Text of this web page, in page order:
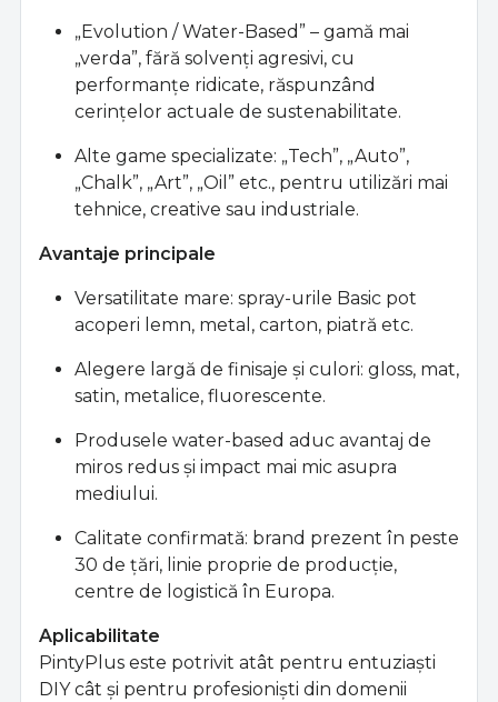
„Evolution / Water-Based” – gamă mai
„verda”, fără solvenţi agresivi, cu
performanţe ridicate, răspunzând
cerinţelor actuale de sustenabilitate.
Alte game specializate: „Tech”, „Auto”,
„Chalk”, „Art”, „Oil” etc., pentru utilizări mai
tehnice, creative sau industriale.
Avantaje principale
Versatilitate mare: spray-urile Basic pot
acoperi lemn, metal, carton, piatră etc.
Alegere largă de finisaje şi culori: gloss, mat,
satin, metalice, fluorescente.
Produsele water-based aduc avantaj de
miros redus şi impact mai mic asupra
mediului.
Calitate confirmată: brand prezent în peste
30 de ţări, linie proprie de producţie,
centre de logistică în Europa.
Aplicabilitate
PintyPlus este potrivit atât pentru entuziaşti
DIY cât şi pentru profesionişti din domenii